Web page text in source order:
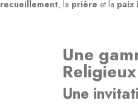
recueillement, la prière et la paix
Une
Religieux
Une